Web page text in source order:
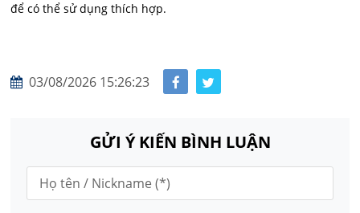
để có thể sử dụng thích hợp.
03/08/2026 15:26:23
GỬI Ý KIẾN BÌNH LUẬN